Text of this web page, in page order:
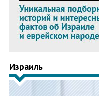
Израиль